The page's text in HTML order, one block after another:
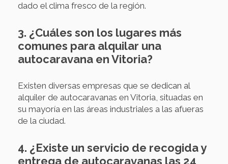
dado el clima fresco de la región.
3. ¿Cuáles son los lugares más
comunes para alquilar una
autocaravana en Vitoria?
Existen diversas empresas que se dedican al
alquiler de autocaravanas en Vitoria, situadas en
su mayoría en las áreas industriales a las afueras
de la ciudad.
4. ¿Existe un servicio de recogida y
entrega de autocaravanas las 24